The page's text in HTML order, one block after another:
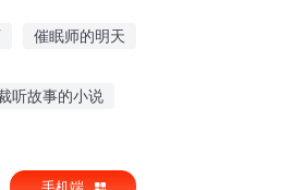
催眠师的明天
听故事的小说